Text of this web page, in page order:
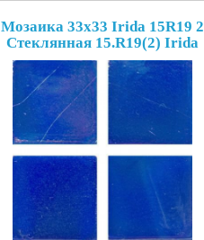
Мозаика 33x33 Irida 15R19 2
Стеклянная 15.R19(2) Irida